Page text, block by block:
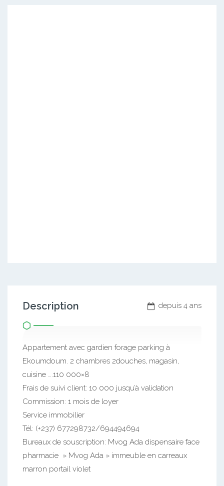
depuis 4 ans
Description
Appartement avec gardien forage parking à
Ekoumdoum. 2 chambres 2douches, magasin,
cuisine ….110 000×8
Frais de suivi client: 10 000 jusqu’à validation
Commission: 1 mois de loyer
Service immobilier
Tél: (+237) 677298732/694494694
Bureaux de souscription: Mvog Ada dispensaire face
pharmacie » Mvog Ada » immeuble en carreaux
marron portail violet